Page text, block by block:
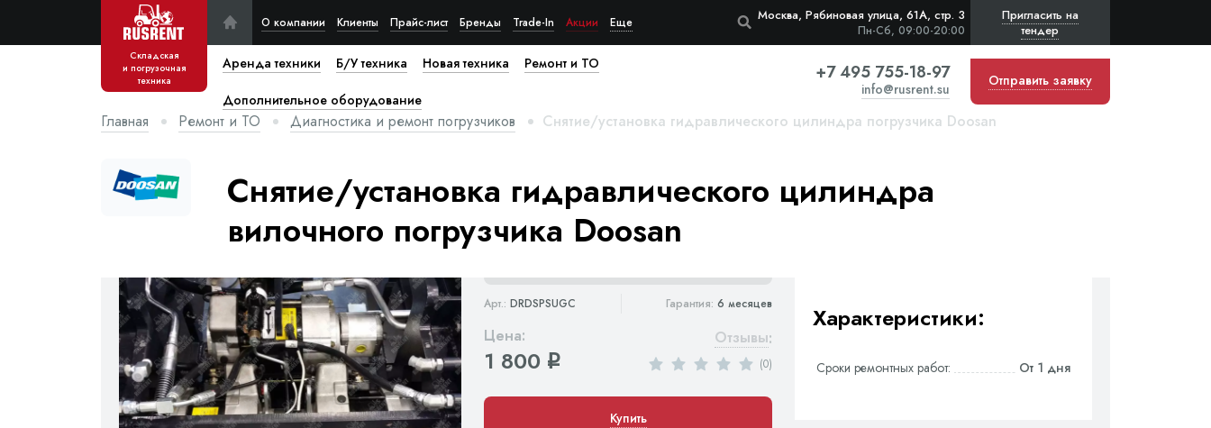
Складская
и погрузочная
техника
О компании Клиенты Прайс-лист Бренды Trade-In Акции Еще Москва, Рябиновая улица, 61А, стр. 3
Пн-Сб, 09:00-20:00
Пригласить на
тендер
Аренда техники Б/У техника Новая техника Ремонт и ТО
Дополнительное оборудование
+7 495 755-18-97
info@rusrent.su Отправить заявку
Главная Ремонт и ТО Диагностика и ремонт погрузчиков Снятие/установка гидравлического цилиндра погрузчика Doosan
Снятие/установка гидравлического цилиндра
вилочного погрузчика Doosan
Арт.: DRDSPSUGC Гарантия: 6 месяцев
Цена:
1 800 q
Отзывы:
(0)
Купить
Характеристики:
Сроки ремонтных работ: От 1 дня